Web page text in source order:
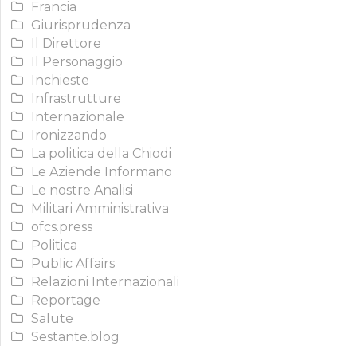
Francia
Giurisprudenza
Il Direttore
Il Personaggio
Inchieste
Infrastrutture
Internazionale
Ironizzando
La politica della Chiodi
Le Aziende Informano
Le nostre Analisi
Militari Amministrativa
ofcs.press
Politica
Public Affairs
Relazioni Internazionali
Reportage
Salute
Sestante.blog